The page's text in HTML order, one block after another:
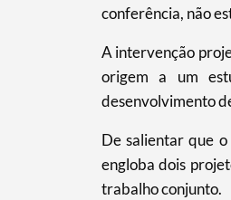
conferência, não
A intervenção
origem a um
desenvolvimento
De salientar que
engloba dois
trabalho conjunto.